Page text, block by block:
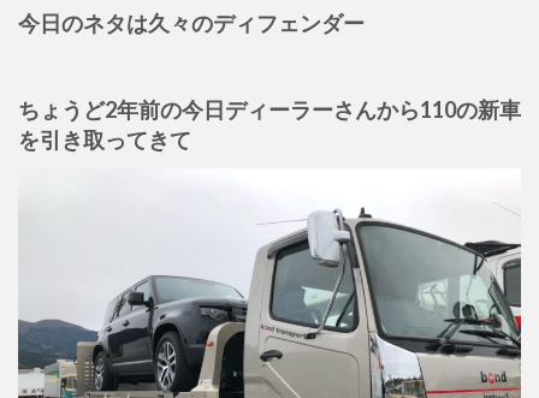
今日のネタは久々のディフェンダー
ちょうど2年前の今日ディーラーさんから110の新車
を引き取ってきて